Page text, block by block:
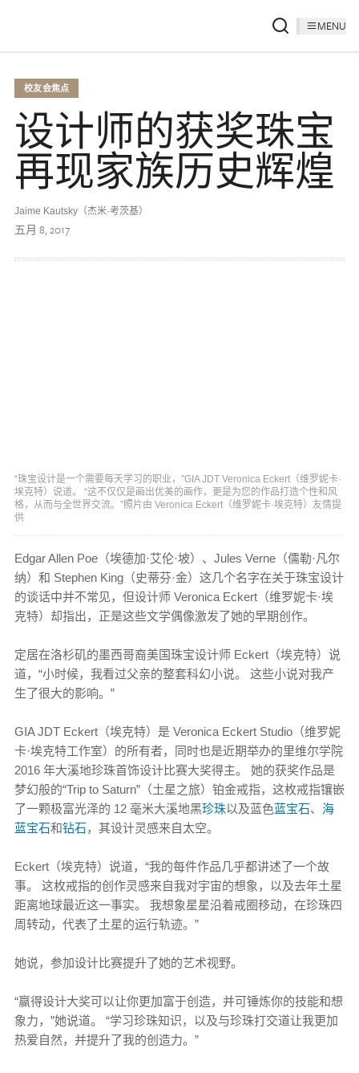
MENU
校友会焦点
设计师的获奖珠宝
再现家族历史辉煌
Jaime Kautsky（杰米·考茨基）
五月 8, 2017
“珠宝设计是一个需要每天学习的职业，”GIA JDT Veronica Eckert（维罗妮卡·
埃克特）说道。 “这不仅仅是画出优美的画作，更是为您的作品打造个性和风
格，从而与全世界交流。”照片由 Veronica Eckert（维罗妮卡·埃克特）友情提
供
Edgar Allen Poe（埃德加·艾伦·坡）、Jules Verne（儒勒·凡尔
纳）和 Stephen King（史蒂芬·金）这几个名字在关于珠宝设计
的谈话中并不常见，但设计师 Veronica Eckert（维罗妮卡·埃
克特）却指出，正是这些文学偶像激发了她的早期创作。
定居在洛杉矶的墨西哥裔美国珠宝设计师 Eckert（埃克特）说
道，“小时候，我看过父亲的整套科幻小说。 这些小说对我产
生了很大的影响。”
GIA JDT Eckert（埃克特）是 Veronica Eckert Studio（维罗妮
卡·埃克特工作室）的所有者，同时也是近期举办的里维尔学院
2016 年大溪地珍珠首饰设计比赛大奖得主。 她的获奖作品是
梦幻般的“Trip to Saturn”（土星之旅）铂金戒指，这枚戒指镶嵌
了一颗极富光泽的 12 毫米大溪地黑珍珠以及蓝色蓝宝石、 海
蓝宝石和钻石，其设计灵感来自太空。
Eckert（埃克特）说道，“我的每件作品几乎都讲述了一个故
事。 这枚戒指的创作灵感来自我对宇宙的想象，以及去年土星
距离地球最近这一事实。 我想象星星沿着戒圈移动，在珍珠四
周转动，代表了土星的运行轨迹。”
她说，参加设计比赛提升了她的艺术视野。
“赢得设计大奖可以让你更加富于创造，并可锤炼你的技能和想
象力，”她说道。 “学习珍珠知识，以及与珍珠打交道让我更加
热爱自然，并提升了我的创造力。”